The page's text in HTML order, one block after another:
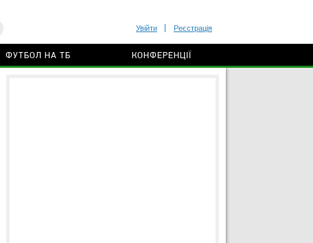
Увійти Реєстрація
ФУТБОЛ НА ТБ КОНФЕРЕНЦІЇ